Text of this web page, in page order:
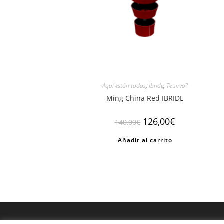
Aquí están todos, Ibride, Te sirvo?
Ming China Red IBRIDE
140,00€ El
precio
era:
126,00€El
precio
Añadir al carrito